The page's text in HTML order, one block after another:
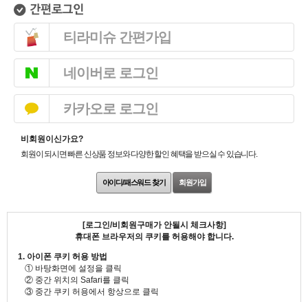
티라미슈 간편가입
네이버로 로그인
카카오로 로그인
비회원이신가요?
회원이 되시면 빠른 신상품 정보와 다양한 할인 혜택을 받으실 수 있습니다.
아이디/패스워드 찾기 회원가입
[로그인/비회원구매가 안될시 체크사항]
휴대폰 브라우저의 쿠키를 허용해야 합니다.
1. 아이폰 쿠키 허용 방법
① 바탕화면에 설정을 클릭
② 중간 위치의 Safari를 클릭
③ 중간 쿠키 허용에서 항상으로 클릭